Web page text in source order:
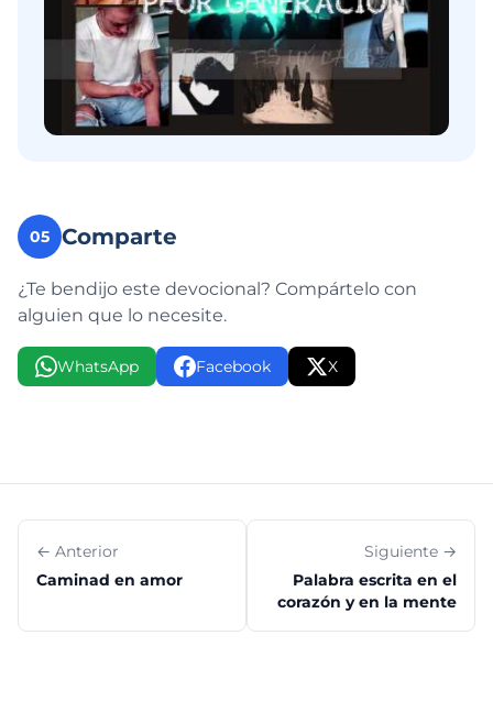
05 Comparte
¿Te bendijo este devocional? Compártelo con
alguien que lo necesite.
WhatsApp Facebook X
← Anterior
Caminad en amor
Siguiente →
Palabra escrita en el
corazón y en la mente